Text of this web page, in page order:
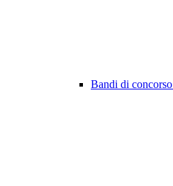
Bandi di concorso